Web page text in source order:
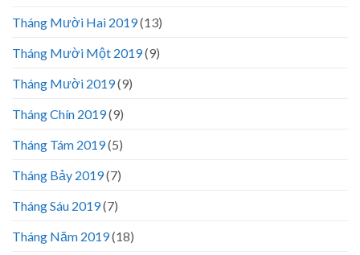
Tháng Mười Hai 2019(13)
Tháng Mười Một 2019(9)
Tháng Mười 2019(9)
Tháng Chín 2019(9)
Tháng Tám 2019(5)
Tháng Bảy 2019(7)
Tháng Sáu 2019(7)
Tháng Năm 2019(18)